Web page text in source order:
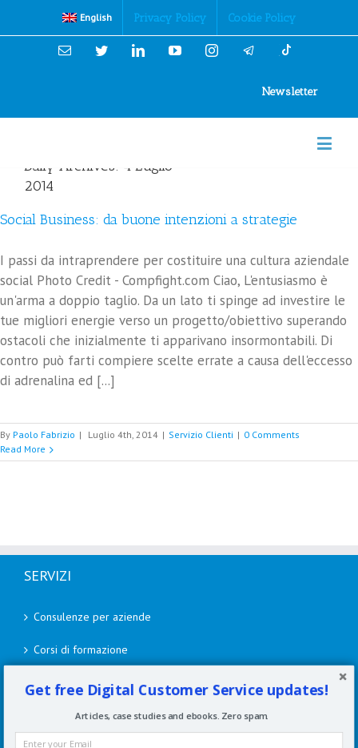
English Privacy Policy Cookie Policy
Email TwitterLinkedinYouTubeInstagram
Newsletter
Daily Archives: 4 Luglio
2014
Social Business: da buone intenzioni a strategie
I passi da intraprendere per costituire una cultura aziendale
social Photo Credit - Compfight.com Ciao, L'entusiasmo è
un'arma a doppio taglio. Da un lato ti spinge ad investire le
tue migliori energie verso un progetto/obiettivo superando
ostacoli che inizialmente ti apparivano insormontabili. Di
contro può farti compiere scelte errate a causa dell'eccesso
di adrenalina ed [...]
By Paolo Fabrizio | Luglio 4th, 2014 | Servizio Clienti | 0 Comments
Read More
SERVIZI
Consulenze per aziende
Corsi di formazione
Speaking
Academy
Cookies Policy
Get free Digital Customer Service updates!
Articles, case studies and ebooks. Zero spam.